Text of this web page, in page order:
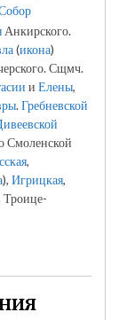
Анкирского.
(икона)
Сщмч.
и Елены,
.Гребневской
Смоленской
,
), Игрицкая,
Троице-